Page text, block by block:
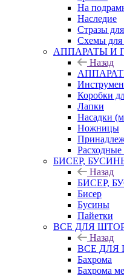
На
Наследие
Стразы
Схемы для
АППАРАТЫ И
Назад
Коробки
Лапки
Насадки
Ножницы
БИСЕР,
Назад
БИСЕР,
Бисер
Бусины
Пайетки
ВСЕ ДЛЯ
Назад
ВСЕ ДЛЯ
Бахрома
Бахрома